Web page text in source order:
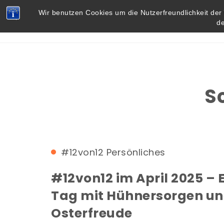
Wir benutzen Cookies um die Nutzerfreundlichkeit
Skip to content Vielbegabt.de
#12von12 Persönliches
#12von12 im April 2025 –
Tag mit Hühnersorgen
Osterfreude